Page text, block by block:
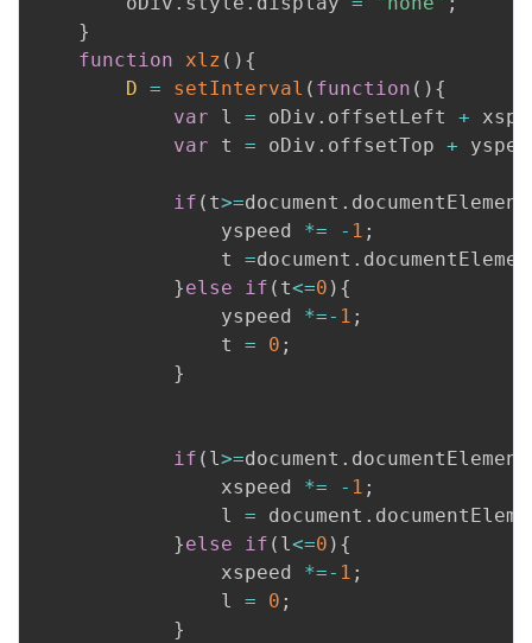
}
function
xlz ( ) {
D = setInterval ( function ( ) {
var l = oDiv . offsetLeft +
var t = oDiv . offsetTop +
if ( t>=document . documentElement
				yspeed
*= - 1 ;
				t
=document .
}else if ( t<=0 ) {
				yspeed
*=- 1 ;
				t
= 0 ;
}
if ( l>=document . documentElement
				xspeed
*= - 1 ;
				l
= document .
}else if ( l<=0 ) {
				xspeed
*=- 1 ;
				l
= 0 ;
}